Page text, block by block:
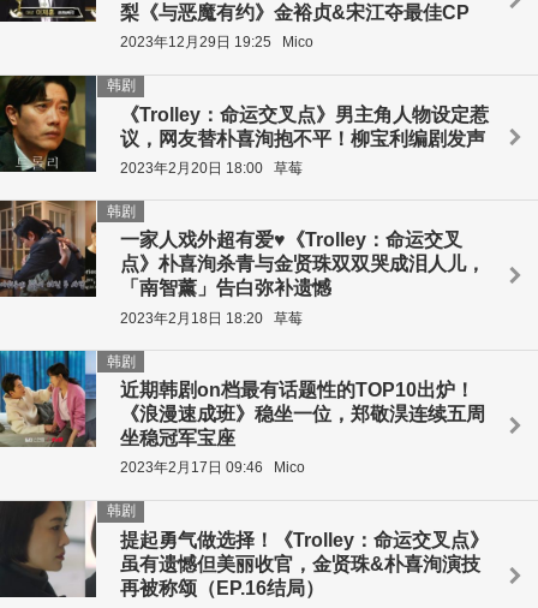
梨《与恶魔有约》金裕贞&宋江夺最佳CP
2023年12月29日 19:25 Mico
《Trolley：命运交叉点》男主角人物设定惹
议，网友替朴喜洵抱不平！柳宝利编剧发声
韩剧
2023年2月20日 18:00 草莓
一家人戏外超有爱♥《Trolley：命运交叉
点》朴喜洵杀青与金贤珠双双哭成泪人儿，
「南智薰」告白弥补遗憾
韩剧
2023年2月18日 18:20 草莓
近期韩剧on档最有话题性的TOP10出炉！
《浪漫速成班》稳坐一位，郑敬淏连续五周
坐稳冠军宝座
韩剧
2023年2月17日 09:46 Mico
提起勇气做选择！《Trolley：命运交叉点》
虽有遗憾但美丽收官，金贤珠&朴喜洵演技
再被称颂（EP.16结局）
韩剧